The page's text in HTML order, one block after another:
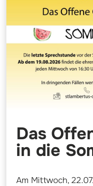
Das
in die
Am Mittwoch,